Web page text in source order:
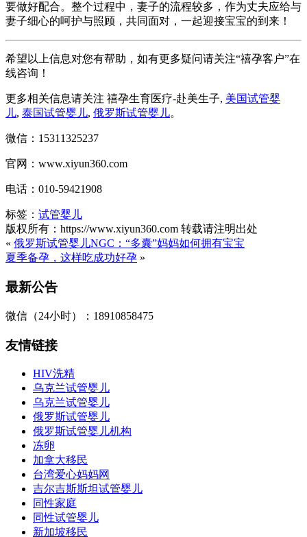
要做好配合。整个过程中，妻子的流程较多，作为丈夫应给与
妻子细心的呵护与照顾，共同面对，一起迎接宝宝的到来！
希望以上信息对您有帮助，如有更多疑问请关注“禧孕客户”在
线咨询！
更多相关信息请关注 禧孕生育医疗-赴美生子, 美国试管婴
儿, 泰国试管婴儿, 俄罗斯试管婴儿。
微信：15311325237
官网：www.xiyun360.com
电话：010-59421908
标签： 试管婴儿
版权所有：https://www.xiyun360.com 转载请注明出处
« 俄罗斯试管婴儿NGC：“多囊”妈妈如何拥有宝宝
夏季备孕，这样吃成功好孕 »
最新公告
微信（24小时）：18910858475
友情链接
HIV洗精
乌克兰试管婴儿
乌克兰试管婴儿
俄罗斯试管婴儿
俄罗斯试管婴儿机构
冻卵
加拿大移民
台湾爱心妈妈网
吉尔吉斯斯坦试管婴儿
同性家庭
同性试管婴儿
新加坡移民